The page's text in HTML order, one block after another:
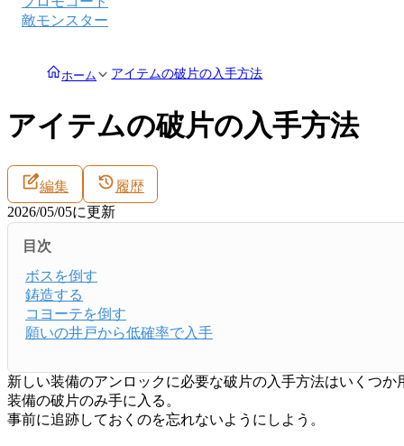
敵モンスター
ホーム アイテムの破片の入手方法
アイテムの破片の入手方法
編集
履歴
2026/05/05に更新
目次
ボスを倒す
鋳造する
コヨーテを倒す
願いの井戸から低確率で入手
新しい装備のアンロックに必要な破片の入手方法はいくつ
装備の破片のみ手に入る。
事前に追跡しておくのを忘れないようにしよう。